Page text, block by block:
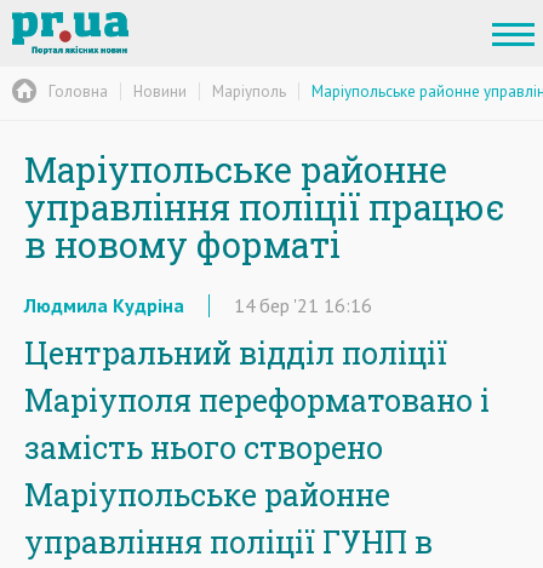
Головна Новини Маріуполь Маріупольське районне
Маріупольське районне
управління поліції працює
в новому форматі
Людмила Кудріна 14 бер '21 16:16
Центральний відділ поліції
Маріуполя переформатовано і
замість нього створено
Маріупольське районне
управління поліції ГУНП в